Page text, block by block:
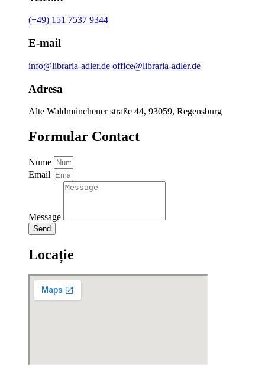
(+49) 151 7537 9344
E-mail
info@libraria-adler.de office@libraria-adler.de
Adresa
Alte Waldmünchener straße 44, 93059, Regensburg
Formular Contact
Nume
Email
Message
Send
Locație